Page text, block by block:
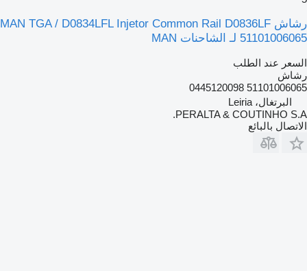
رشاش MAN TGA / D0834LFL Injetor Common Rail D0836LF
51101006065 لـ الشاحنات MAN
السعر عند الطلب
رشاش
51101006065 0445120098
البرتغال، Leiria
PERALTA & COUTINHO S.A.
الاتصال بالبائع